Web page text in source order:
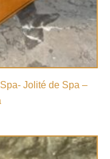
Jolité de Spa –